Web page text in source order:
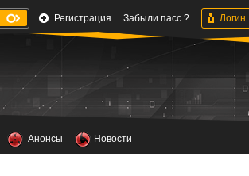
Регистрация Забыли пасс.?
Анонсы Новости